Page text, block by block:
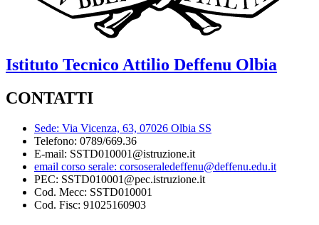
Istituto Tecnico Attilio Deffenu Olbia
CONTATTI
Sede: Via Vicenza, 63, 07026 Olbia SS
Telefono: 0789/669.36
E-mail: SSTD010001@istruzione.it
email corso serale: corsoseraledeffenu@deffenu.edu.it
PEC: SSTD010001@pec.istruzione.it
Cod. Mecc: SSTD010001
Cod. Fisc: 91025160903